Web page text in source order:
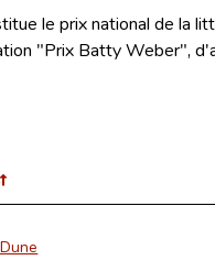
le prix national de la
"Prix Batty Weber",